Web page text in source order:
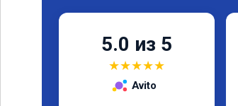
5.0 из 5
★★★★★
Avito